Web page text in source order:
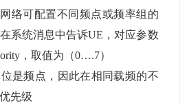
络可配置不同频点或频率组的
系统消息中告诉UE，对应参数
，取值为（0….7）
是频点，因此在相同载频的不
先级